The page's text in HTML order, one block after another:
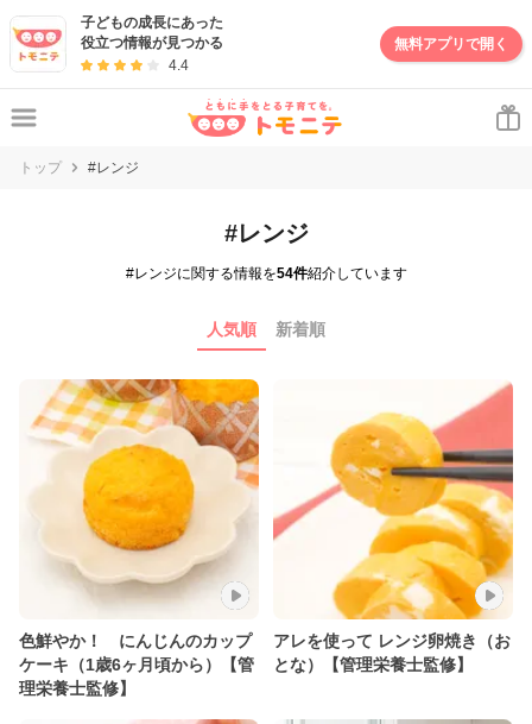
子どもの成長にあった
役立つ情報が見つかる
4.4
無料アプリで開く
トップ #レンジ
#レンジ
#レンジに関する情報を54件紹介しています
人気順 新着順
色鮮やか！ にんじんのカップ
ケーキ（1歳6ヶ月頃から）【管
理栄養士監修】
アレを使って レンジ卵焼き（お
とな）【管理栄養士監修】